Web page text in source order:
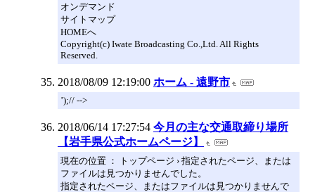
オンデマンド
サイトマップ
HOMEへ
Copyright(c) Iwate Broadcasting Co.,Ltd. All Rights
Reserved.
2018/08/09 12:19:00 ホーム - 遠野市
’);// -->
2018/06/14 17:27:54 今月の主な交通取締り場所
【岩手県公式ホームページ】
現在の位置 ： トップページ › 指定されたページ、または
ファイルは見つかりませんでした。
指定されたページ、またはファイルは見つかりませんで